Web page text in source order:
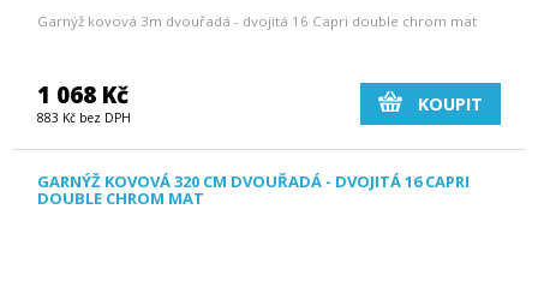
Garnýž kovová 3m dvouřadá - dvojitá 16 Capri double chrom mat
1 068 Kč
883 Kč bez DPH
KOUPIT
GARNÝŽ KOVOVÁ 320 CM DVOUŘADÁ - DVOJITÁ 16 CAPRI
DOUBLE CHROM MAT